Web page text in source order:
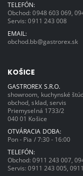
TELEFÓN:
Obchod:0948 603 069,
Servis:0911 243 008
EMAIL:
obchod.bb@gastrorex.sk
KOŠICE
GASTROREX S.R.O.
showroom, kuchynské
obchod, sklad, servis
Priemyselná 1733/2
040 01 Košice
OTVÁRACIA DOBA:
Pon - Pia / 7:30 - 16:00
TELEFÓN:
Obchod:0911 243 007,
Servis:0911 243 005,